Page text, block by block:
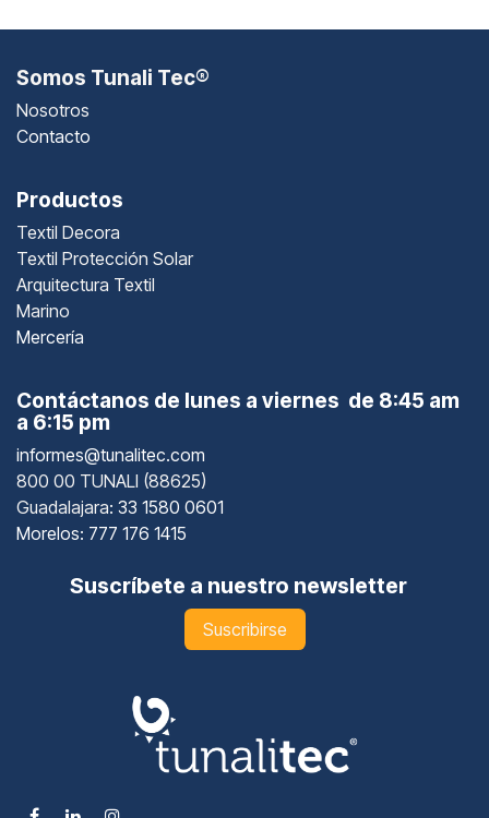
Somos Tunali Tec®
Nosotros
Contacto
Productos
Textil Decora
Textil Protección Solar
Arquitectura Textil
Marino
Mercería
Contáctanos de lunes a viernes de 8:45 am
a 6:15 pm
informes@tunalitec.com
800 00 TUNALI (88625)
Guadalajara: 33 1580 0601
Morelos: 777 176 1415
Suscríbete a nuestro newsletter
Suscribirse